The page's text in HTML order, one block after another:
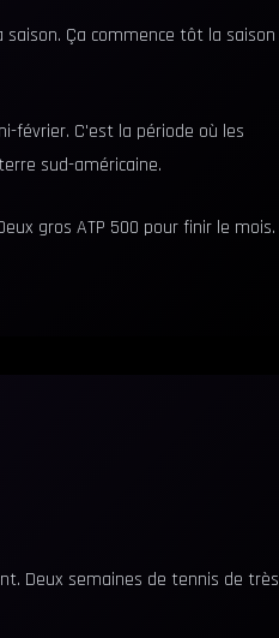
Ça commence tôt la saison
février. C'est la période où les
sud-américaine.
gros ATP 500 pour finir le mois.
Deux semaines de tennis de très